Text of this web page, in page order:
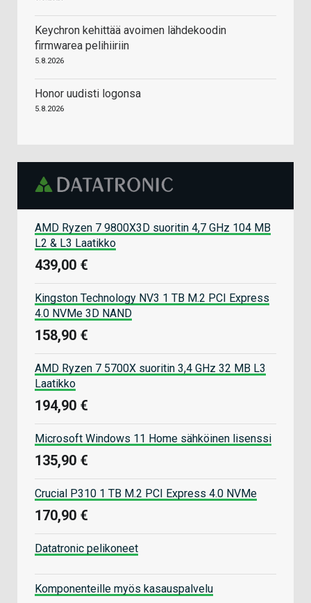
Keychron kehittää avoimen lähdekoodin
firmwarea pelihiiriin
5.8.2026
Honor uudisti logonsa
5.8.2026
AMD Ryzen 7 9800X3D suoritin 4,7 GHz 104 MB
L2 & L3 Laatikko
439,00 €
Kingston Technology NV3 1 TB M.2 PCI Express
4.0 NVMe 3D NAND
158,90 €
AMD Ryzen 7 5700X suoritin 3,4 GHz 32 MB L3
Laatikko
194,90 €
Microsoft Windows 11 Home sähköinen lisenssi
135,90 €
Crucial P310 1 TB M.2 PCI Express 4.0 NVMe
170,90 €
Datatronic pelikoneet
Komponenteille myös kasauspalvelu